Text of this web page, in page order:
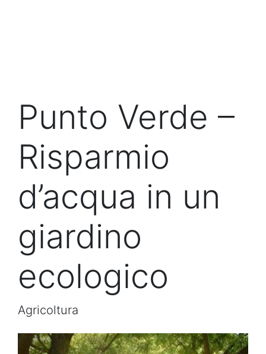
Punto Verde –
Risparmio
d’acqua in un
giardino
ecologico
Agricoltura